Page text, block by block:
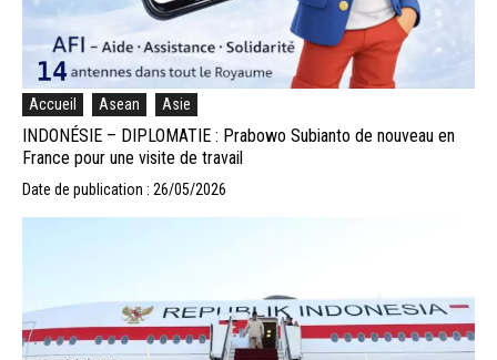
Accueil Asean Asie
INDONÉSIE – DIPLOMATIE : Prabowo Subianto de nouveau en
France pour une visite de travail
Date de publication : 26/05/2026